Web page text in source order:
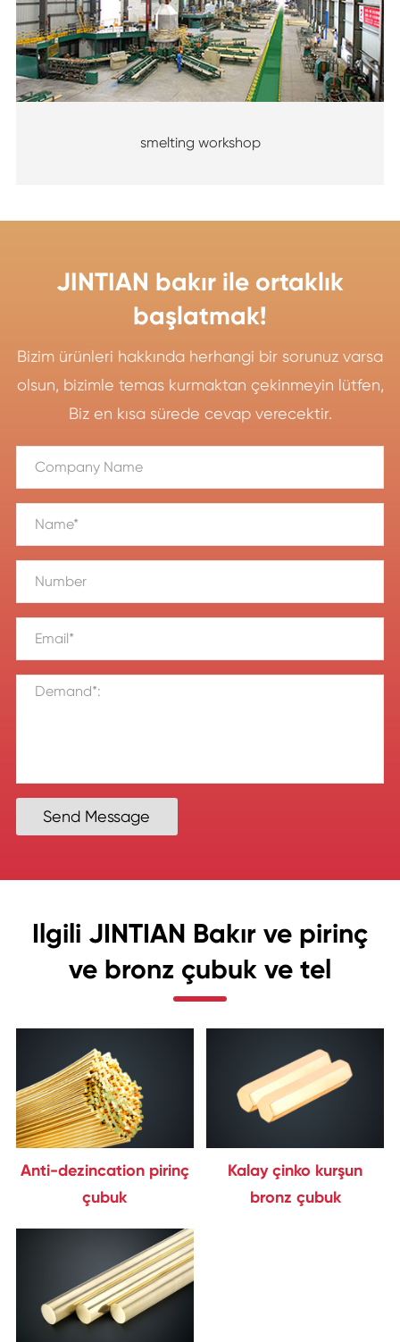
smelting workshop
JINTIAN bakır ile ortaklık
başlatmak!
Bizim ürünleri hakkında herhangi bir sorunuz varsa
olsun, bizimle temas kurmaktan çekinmeyin lütfen,
Biz en kısa sürede cevap verecektir.
Send Message
Ilgili JINTIAN Bakır ve pirinç
ve bronz çubuk ve tel
Anti-dezincation pirinç
çubuk
Kalay çinko kurşun
bronz çubuk